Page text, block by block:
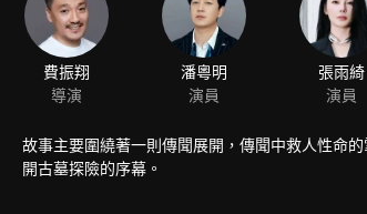
費振翔
導演
潘粵明
演員
張雨綺
演員
故事主要圍繞著一則傳聞展開，傳聞中救人性命
開古墓探險的序幕。